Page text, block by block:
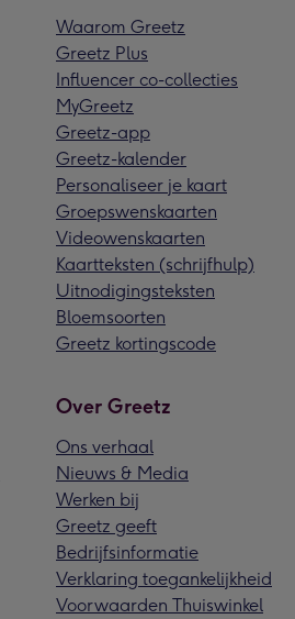
Waarom Greetz
Greetz Plus
Influencer co-collecties
MyGreetz
Greetz-app
Greetz-kalender
Personaliseer je kaart
Groepswenskaarten
Videowenskaarten
Kaartteksten (schrijfhulp)
Uitnodigingsteksten
Bloemsoorten
Greetz kortingscode
Over Greetz
Ons verhaal
Nieuws & Media
Werken bij
Greetz geeft
Bedrijfsinformatie
Verklaring toegankelijkheid
Voorwaarden Thuiswinkel